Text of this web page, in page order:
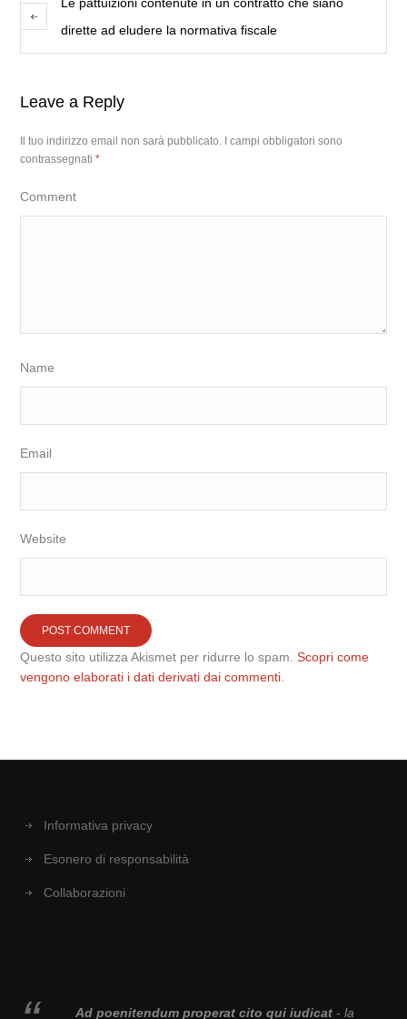
dirette ad eludere la normativa fiscale
Leave a Reply
Il tuo indirizzo email non sarà pubblicato.
I campi obbligatori sono
contrassegnati*
Comment
Name
Email
Website
Questo sito utilizza Akismet per ridurre lo spam.Scopri come
vengono elaborati i dati derivati dai commenti
Informativa privacy
Esonero di responsabilità
Collaborazioni
Ad poenitendum properat cito qui iudicat- la